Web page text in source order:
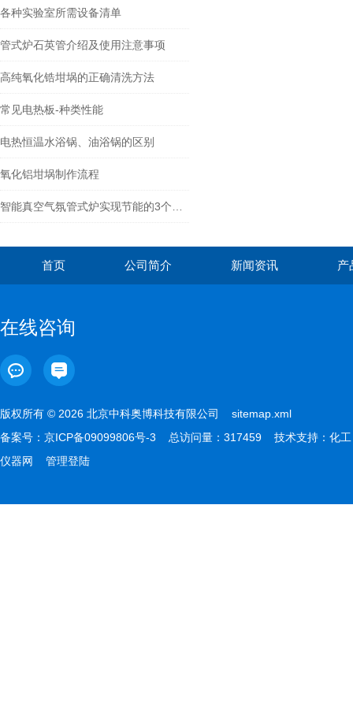
各种实验室所需设备清单
管式炉石英管介绍及使用注意事项
高纯氧化锆坩埚的正确清洗方法
常见电热板-种类性能
电热恒温水浴锅、油浴锅的区别
氧化铝坩埚制作流程
首页 公司简介 新闻资讯 产
在线咨询
版权所有 © 2026 北京中科奥博科技有限公司 sitemap.xml
备案号： 京ICP备09099806号-3 总访问量：317459 技术支持： 化工
仪器网
管理登陆